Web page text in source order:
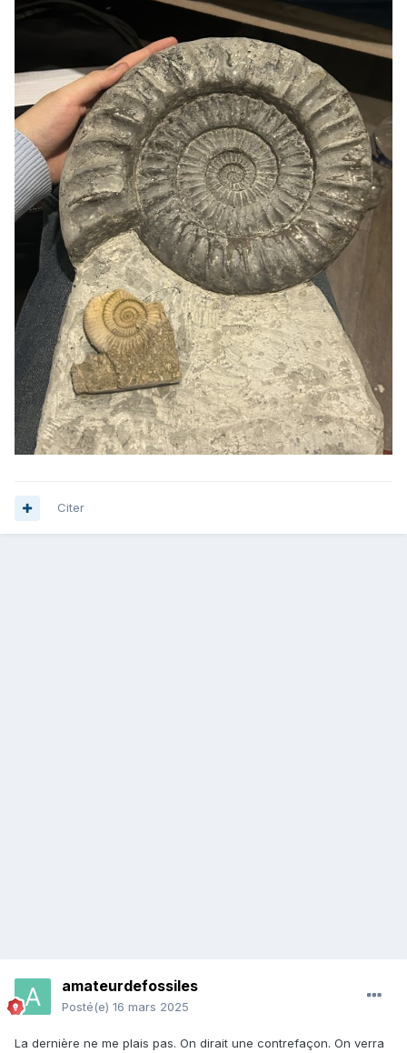
Citer
amateurdefossiles
Posté(e) 16 mars 2025
La dernière ne me plais pas. On dirait une contrefaçon. On verra